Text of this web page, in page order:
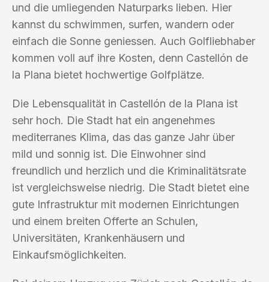
und die umliegenden Naturparks lieben. Hier
kannst du schwimmen, surfen, wandern oder
einfach die Sonne geniessen. Auch Golfliebhaber
kommen voll auf ihre Kosten, denn Castellón de
la Plana bietet hochwertige Golfplätze.
Die Lebensqualität in Castellón de la Plana ist
sehr hoch. Die Stadt hat ein angenehmes
mediterranes Klima, das das ganze Jahr über
mild und sonnig ist. Die Einwohner sind
freundlich und herzlich und die Kriminalitätsrate
ist vergleichsweise niedrig. Die Stadt bietet eine
gute Infrastruktur mit modernen Einrichtungen
und einem breiten Offerte an Schulen,
Universitäten, Krankenhäusern und
Einkaufsmöglichkeiten.